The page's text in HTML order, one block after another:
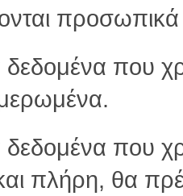
που
που
πλήρη, θα